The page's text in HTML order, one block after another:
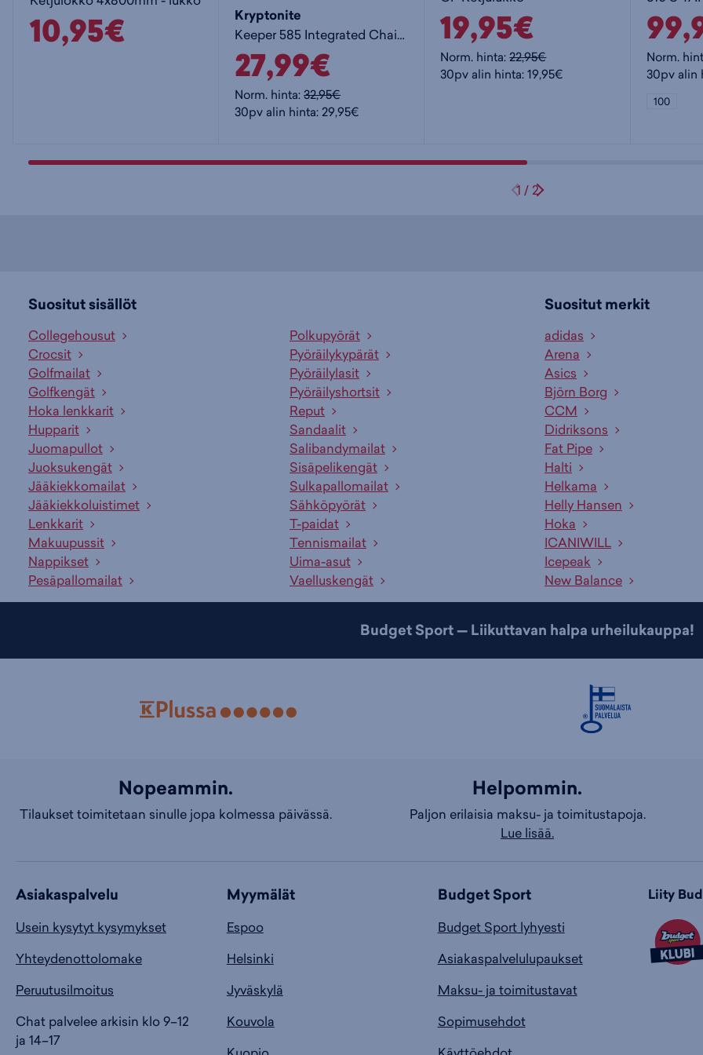
tyyppi:
Takavaihtaja:
Runko:
Renkaat:
10,95€ Kryptonite
Keeper 585 Integrated Chain - lukko
27,99€
Norm. hinta:32,95€
30pv alin hinta: 29,95€
19,95€
Norm. hinta:22,95€
30pv alin hinta: 19,95€
Norm.
30pv alin
100
1 / 2
Suositut sisällöt
Collegehousut
Crocsit
Golfmailat
Golfkengät
Hoka lenkkarit
Hupparit
Juomapullot
Juoksukengät
Jääkiekkomailat
Jääkiekkoluistimet
Lenkkarit
Makuupussit
Nappikset
Pesäpallomailat
Polkupyörät
Pyöräilykypärät
Pyöräilylasit
Pyöräilyshortsit
Reput
Sandaalit
Salibandymailat
Sisäpelikengät
Sulkapallomailat
Sähköpyörät
T-paidat
Tennismailat
Uima-asut
Vaelluskengät
Suositut merkit
adidas
Arena
Asics
Björn Borg
CCM
Didriksons
Fat Pipe
Halti
Helkama
Helly Hansen
Hoka
ICANIWILL
Icepeak
New Balance
Budget Sport — Liikuttavan halpa urheilukauppa!
Nopeammin.
Tilaukset toimitetaan sinulle jopa kolmessa päivässä.
Helpommin.
Paljon erilaisia maksu- ja toimitustapoja.
Lue lisää.
Asiakaspalvelu
Usein kysytyt kysymykset
Yhteydenottolomake
Peruutusilmoitus
Chat palvelee arkisin klo 9–12
ja 14–17
Myymälät
Espoo
Helsinki
Jyväskylä
Kouvola
Budget Sport
Budget Sport lyhyesti
Asiakaspalvelulupaukset
Maksu- ja toimitustavat
Sopimusehdot
Liity